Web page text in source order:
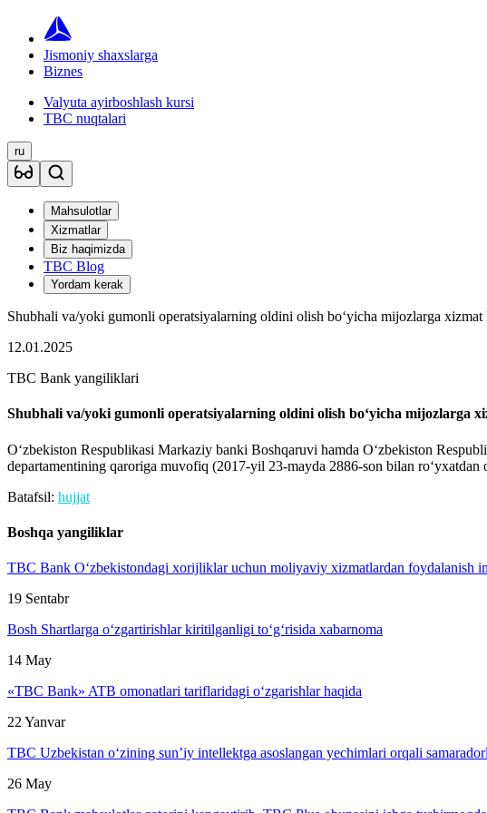
Jismoniy shaxslarga
Biznes
Valyuta ayirboshlash kursi
TBC nuqtalari
ru
Mahsulotlar
Xizmatlar
Biz haqimizda
TBC Blog
Yordam kerak
Shubhali va/yoki gumonli operatsiyalarning oldini olish bo‘yicha mijozlarga xizmat
12.01.2025
TBC Bank yangiliklari
Shubhali va/yoki gumonli operatsiyalarning oldini olish bo‘yicha mijozlarga
O‘zbekiston Respublikasi Markaziy banki Boshqaruvi hamda O‘zbekiston
departamentining qaroriga muvofiq (2017-yil 23-mayda 2886-son bilan
Batafsil: hujjat
Boshqa yangiliklar
TBC Bank O‘zbekistondagi xorijliklar uchun moliyaviy xizmatlardan foydalanish
19 Sentabr
Bosh Shartlarga o‘zgartirishlar kiritilganligi to‘g‘risida xabarnoma
14 May
«TBC Bank» ATB omonatlari tariflaridagi o‘zgarishlar haqida
22 Yanvar
TBC Uzbekistan o‘zining sun’iy intellektga asoslangan yechimlari orqali
26 May